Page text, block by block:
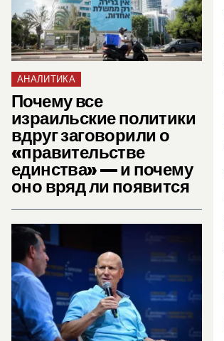
АНАЛИТИКА
Почему все
израильские политики
вдруг заговорили о
«правительстве
единства» — и почему
оно вряд ли появится